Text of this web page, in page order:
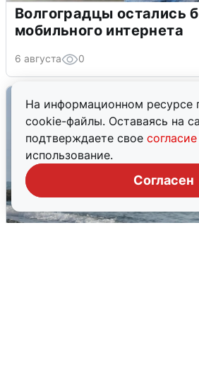
На информационном ресурсе
cookie-файлы. Оставаясь на
подтверждаете свое согласие
использование.
Согласен
Волгоградцы остались
мобильного интернета
6 августа 0